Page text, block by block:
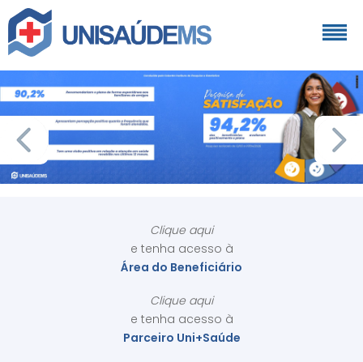
Clique aqui
e tenha acesso à
Área do Beneficiário
Clique aqui
e tenha acesso à
Parceiro Uni+Saúde